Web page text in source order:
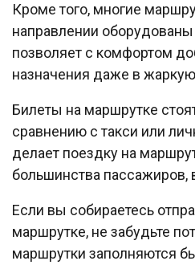
Кроме того, многие
направлении
позволяет с комфортом
назначения даже в
Билеты на маршрутке
сравнению с такси или
делает поездку на
большинства пассажиров,
Если вы собираетесь
маршрутке, не забудьте
маршрутки заполняются